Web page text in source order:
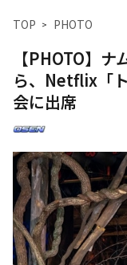
TOP PHOTO
【PHOTO】
ら、Netflix「
会に出席